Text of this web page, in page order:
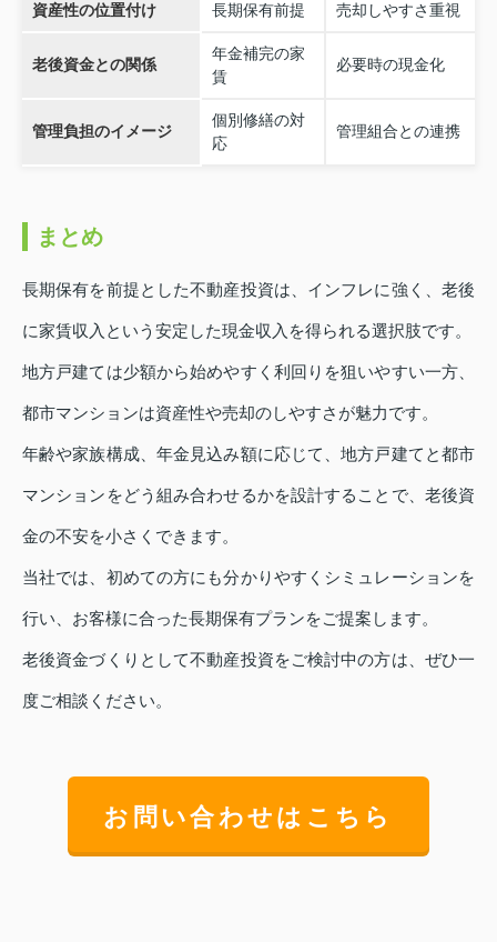
資産性の位置付け 長期保有前提 売却しやすさ重視
老後資金との関係
年金補完の家
賃
必要時の現金化
管理負担のイメージ
個別修繕の対
応
管理組合との連携
まとめ
長期保有を前提とした不動産投資は、インフレに強く、老後
に家賃収入という安定した現金収入を得られる選択肢です。
地方戸建ては少額から始めやすく利回りを狙いやすい一方、
都市マンションは資産性や売却のしやすさが魅力です。
年齢や家族構成、年金見込み額に応じて、地方戸建てと都市
マンションをどう組み合わせるかを設計することで、老後資
金の不安を小さくできます。
当社では、初めての方にも分かりやすくシミュレーションを
行い、お客様に合った長期保有プランをご提案します。
老後資金づくりとして不動産投資をご検討中の方は、ぜひ一
度ご相談ください。
お問い合わせはこちら